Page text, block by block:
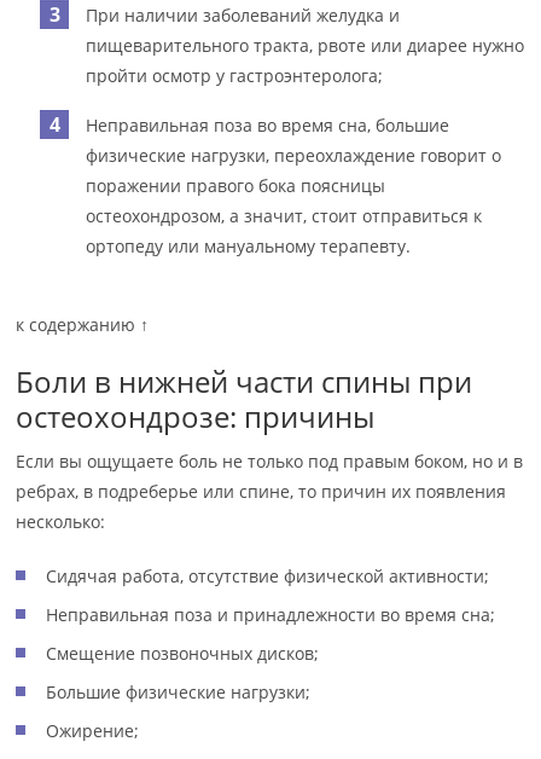
При наличии заболеваний желудка и
пищеварительного тракта, рвоте или диарее нужно
пройти осмотр у гастроэнтеролога;
Неправильная поза во время сна, большие
физические нагрузки, переохлаждение говорит о
поражении правого бока поясницы
остеохондрозом, а значит, стоит отправиться к
ортопеду или мануальному терапевту.
к содержанию ↑
Боли в нижней части спины при
остеохондрозе: причины
Если вы ощущаете боль не только под правым боком, но и в
ребрах, в подреберье или спине, то причин их появления
несколько:
Сидячая работа, отсутствие физической активности;
Неправильная поза и принадлежности во время сна;
Смещение позвоночных дисков;
Большие физические нагрузки;
Ожирение;